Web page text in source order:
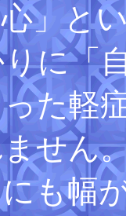
心」と
に「
た軽
せん
も幅